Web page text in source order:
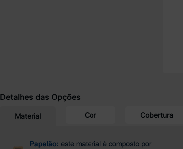
Detalhes das Opções
Material Cor Cobertura